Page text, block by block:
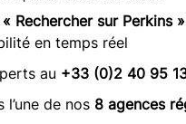
« Rechercher sur Perkins »
en temps réel
au +33 (0)2 40 95
l’une de nos 8 agences